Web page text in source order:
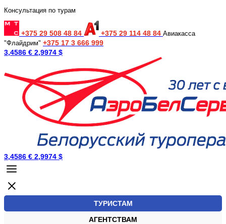
Консультация по турам
+375 29 508 48 84 +375 29 114 48 84 Авиакасса
"Флайдрим" +375 17 3 666 999
3,4586 € 2,9974 $
3,4586 € 2,9974 $
ТУРИСТАМ
АГЕНТСТВАМ